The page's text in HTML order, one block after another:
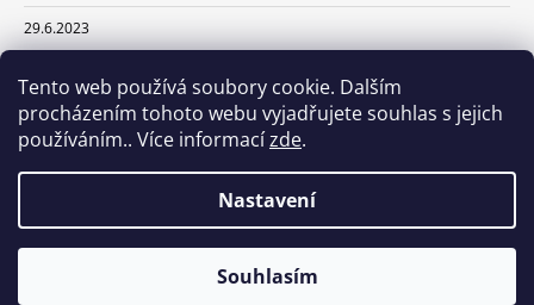
Tento web používá soubory cookie. Dalším
procházením tohoto webu vyjadřujete souhlas s jejich
používáním.. Více informacízde.
Nastavení
Souhlasím
Samoobslužná prodejna otevřena! Stavte se u nás každý den
29.6.2023
KOLIK VÁS TO BUDE STÁT
18.2.2023
ARCHIV
© 2026 Dva tátové. Všechna práva vyhrazena.